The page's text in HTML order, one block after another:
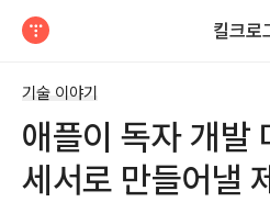
킬크로
기술 이야기
애플이 독자 개발
세서로 만들어낼